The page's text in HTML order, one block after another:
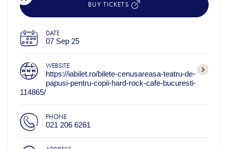
BUY TICKETS
DATE
07 Sep 25
WEBSITE
https://iabilet.ro/bilete-cenusareasa-teatru-de-
papusi-pentru-copii-hard-rock-cafe-bucuresti-
114865/
PHONE
021 206 6261